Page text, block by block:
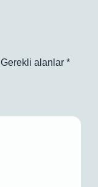
Gerekli alanlar *